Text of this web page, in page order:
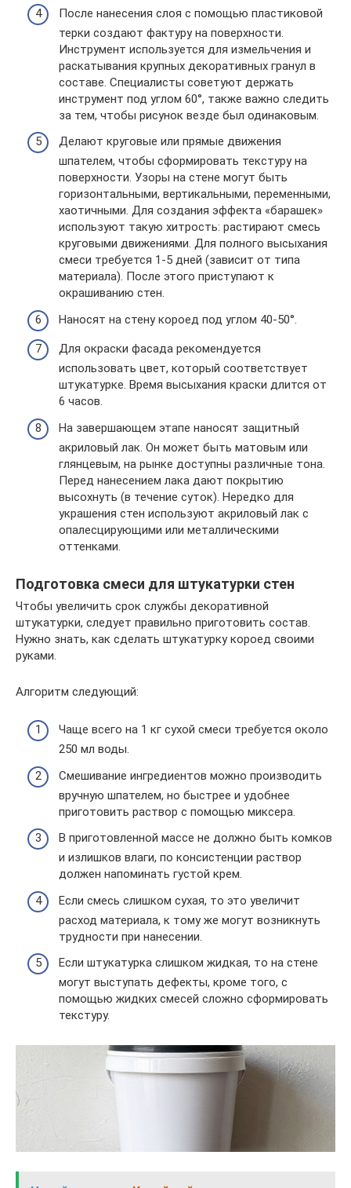
После нанесения слоя с помощью пластиковой
терки создают фактуру на поверхности.
Инструмент используется для измельчения и
раскатывания крупных декоративных гранул в
составе. Специалисты советуют держать
инструмент под углом 60°, также важно следить
за тем, чтобы рисунок везде был одинаковым.
Делают круговые или прямые движения
шпателем, чтобы сформировать текстуру на
поверхности. Узоры на стене могут быть
горизонтальными, вертикальными, переменными,
хаотичными. Для создания эффекта «барашек»
используют такую хитрость: растирают смесь
круговыми движениями. Для полного высыхания
смеси требуется 1-5 дней (зависит от типа
материала). После этого приступают к
окрашиванию стен.
Наносят на стену короед под углом 40-50°.
Для окраски фасада рекомендуется
использовать цвет, который соответствует
штукатурке. Время высыхания краски длится от
6 часов.
На завершающем этапе наносят защитный
акриловый лак. Он может быть матовым или
глянцевым, на рынке доступны различные тона.
Перед нанесением лака дают покрытию
высохнуть (в течение суток). Нередко для
украшения стен используют акриловый лак с
опалесцирующими или металлическими
оттенками.
Подготовка смеси для штукатурки стен
Чтобы увеличить срок службы декоративной
штукатурки, следует правильно приготовить состав.
Нужно знать, как сделать штукатурку короед своими
руками.
Алгоритм следующий:
Чаще всего на 1 кг сухой смеси требуется около
250 мл воды.
Смешивание ингредиентов можно производить
вручную шпателем, но быстрее и удобнее
приготовить раствор с помощью миксера.
В приготовленной массе не должно быть комков
и излишков влаги, по консистенции раствор
должен напоминать густой крем.
Если смесь слишком сухая, то это увеличит
расход материала, к тому же могут возникнуть
трудности при нанесении.
Если штукатурка слишком жидкая, то на стене
могут выступать дефекты, кроме того, с
помощью жидких смесей сложно сформировать
текстуру.